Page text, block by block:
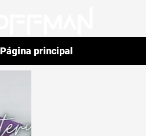
Página principal